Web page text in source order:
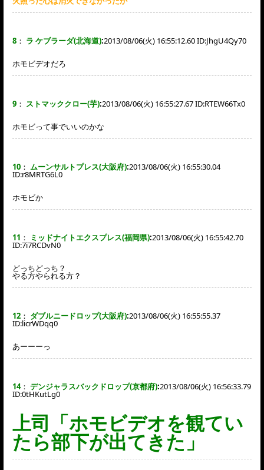
8 ： ラ ケブラーダ(北海道):2013/08/06(火) 16:55:12.60 ID:JhgU4Qy70
ホモビデオだろ
9 ： ストマッククロー(芋):2013/08/06(火) 16:55:27.67 ID:RTEW66Tx0
ホモビって事でいいのかな
10 ： ムーンサルトプレス(大阪府):2013/08/06(火) 16:55:30.04
ID:r8MRTG6L0
ホモビか
11 ： ミッドナイトエクスプレス(福岡県):2013/08/06(火) 16:55:42.70
ID:7i7RCDvN0
どっちどっち？
やる方やられる方？
12 ： ダブルニードロップ(大阪府):2013/08/06(火) 16:55:55.37
ID:licrWDqq0
あーーーっ
14： デンジャラスバックドロップ(京都府):2013/08/06(火) 16:56:33.79
ID:0tHKutLg0
上司「ホモビデオを観てい
たら部下が出てきた」